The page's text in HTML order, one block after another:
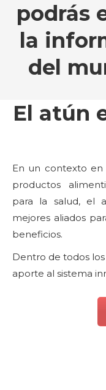
podrás
la
del
El atún
En un contexto
productos
para la salud, el
mejores aliados
beneficios.
Dentro de todos
aporte al sistema